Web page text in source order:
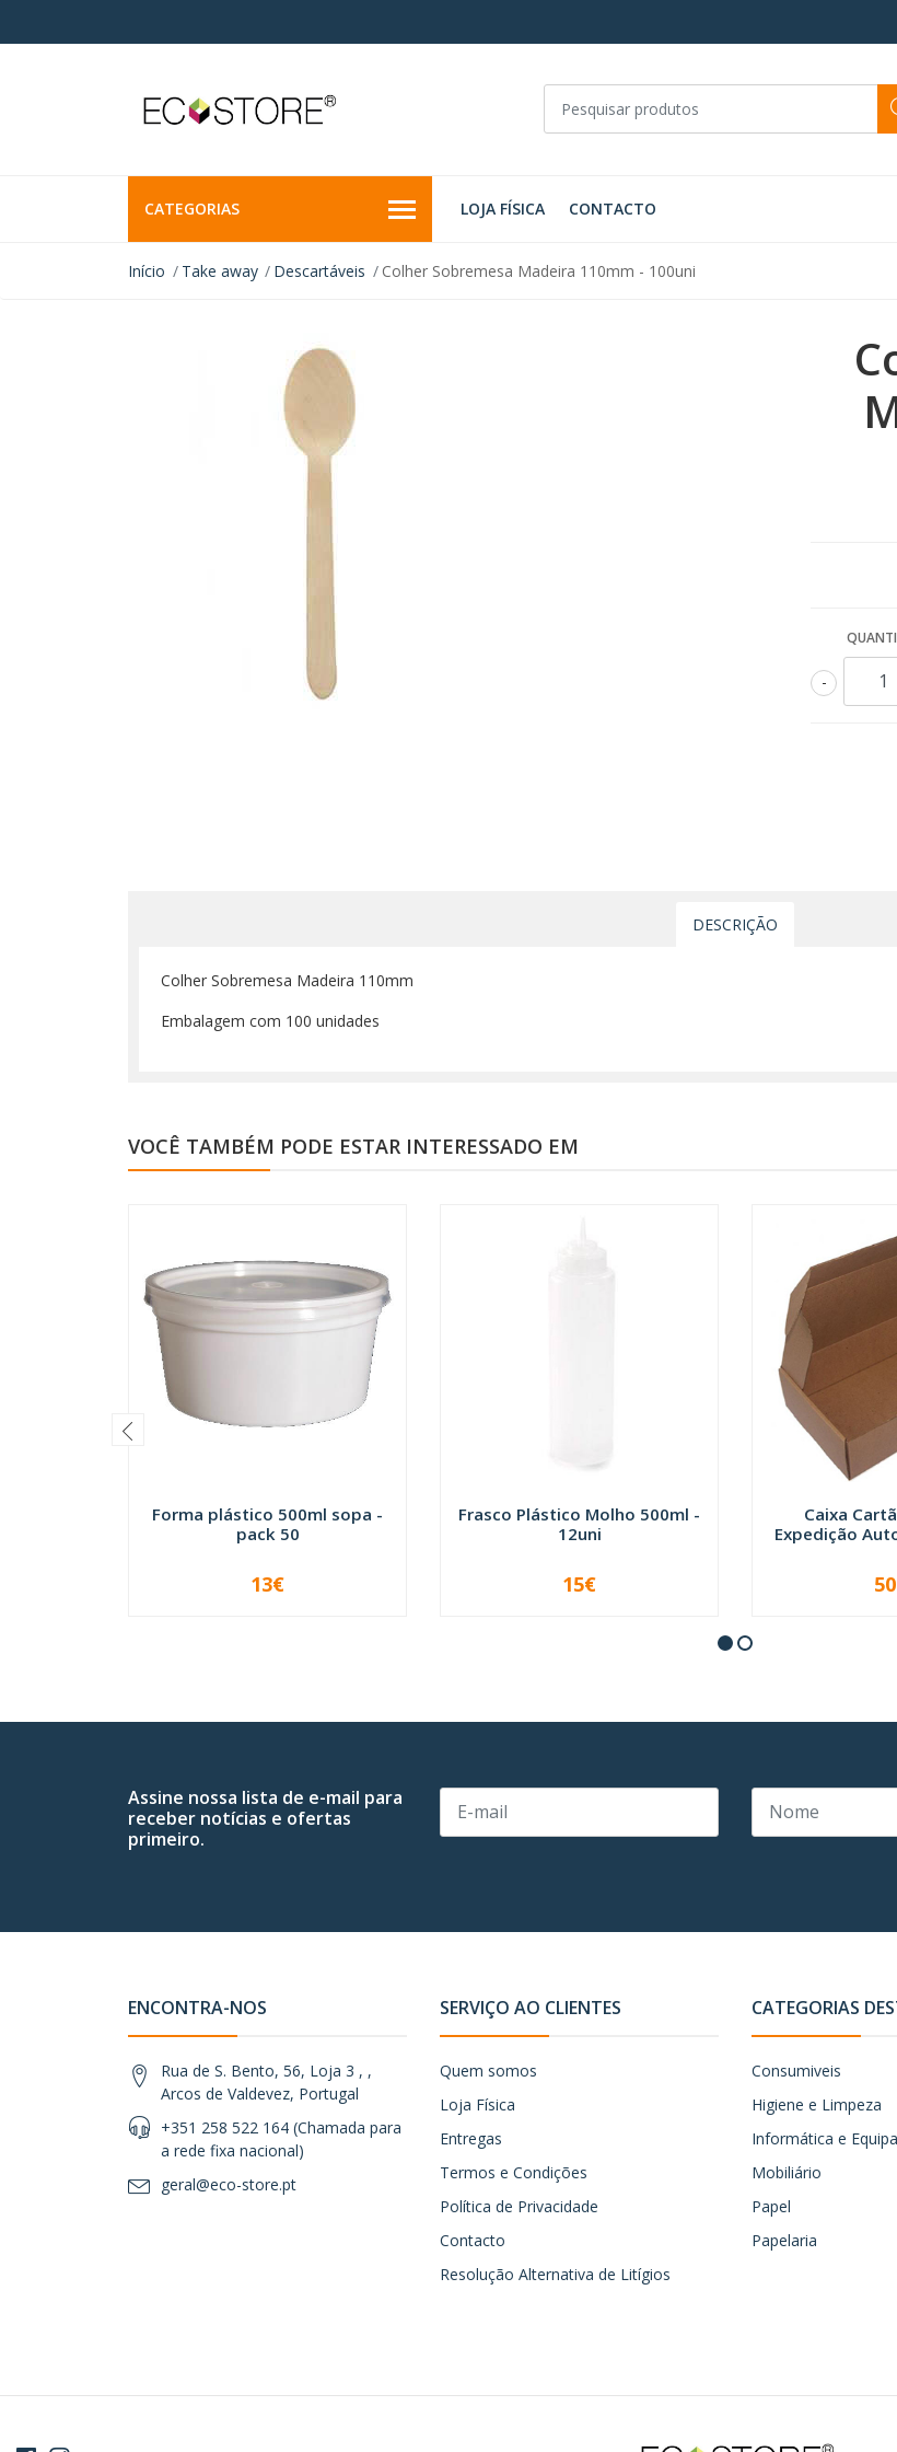
CATEGORIAS LOJA FÍSICA CONTACTO
Início Take away Descartáveis Colher Sobremesa Madeira 110mm - 100uni
-
DESCRIÇÃO
Colher Sobremesa Madeira 110mm
Embalagem com 100 unidades
VOCÊ TAMBÉM PODE ESTAR INTERESSADO EM
Forma plástico 500ml sopa -
pack 50
+
13€
Frasco Plástico Molho 500ml -
12uni
+
15€
Caixa
Expedição
VER
Assine nossa lista de e-mail para
receber notícias e ofertas
primeiro.
ENCONTRA-NOS
Rua de S. Bento, 56, Loja 3 , ,
Arcos de Valdevez, Portugal
+351 258 522 164 (Chamada para
a rede fixa nacional)
geral@eco-store.pt
SERVIÇO AO CLIENTES
Quem somos
Loja Física
Entregas
Termos e Condições
Política de Privacidade
Contacto
Resolução Alternativa de Litígios
CATEGORIAS
Consumiveis
Higiene e Limpeza
Informática e
Mobiliário
Papel
Papelaria